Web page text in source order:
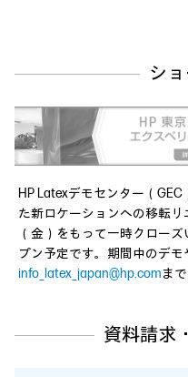
シ
HP Latexデモセンター（
た新ロケーションへの移転リ
（金）をもって一時クロー
プン予定です。期間中のデモ
info_latex_japan@hp.comま
資料請求